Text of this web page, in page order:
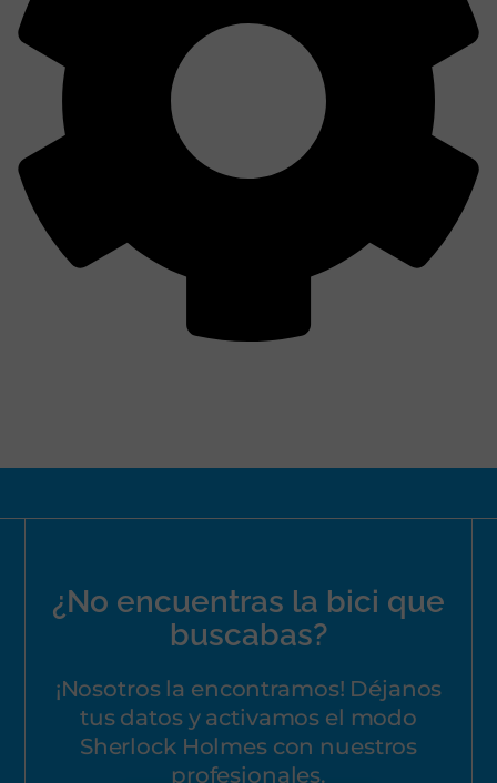
¿No encuentras la bici que
buscabas?
¡Nosotros la encontramos! Déjanos
tus datos y activamos el modo
Sherlock Holmes con nuestros
profesionales.